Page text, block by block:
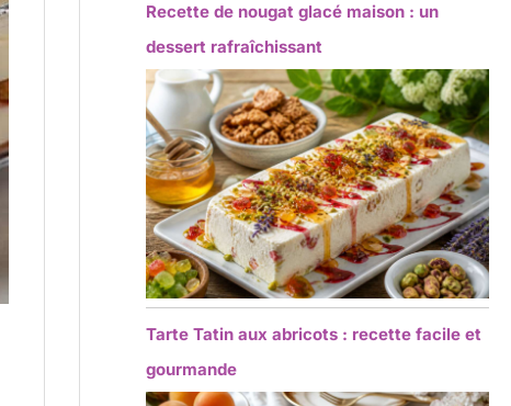
Recette de nougat glacé maison : un
dessert rafraîchissant
Tarte Tatin aux abricots : recette facile et
gourmande